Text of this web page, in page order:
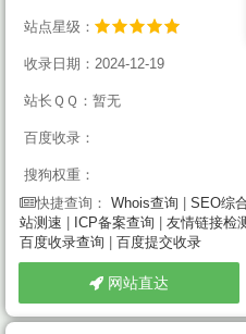
站点星级：
收录日期：2024-12-19
站长ＱＱ：暂无
百度收录：
搜狗权重：
快捷查询： Whois查询 SEO综
站测速
ICP备案查询 友情链接检
百度收录查询
百度提交收录
网站直达